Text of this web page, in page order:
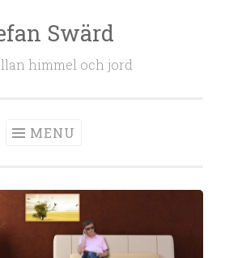
Swärd
himmel och jord
MENU